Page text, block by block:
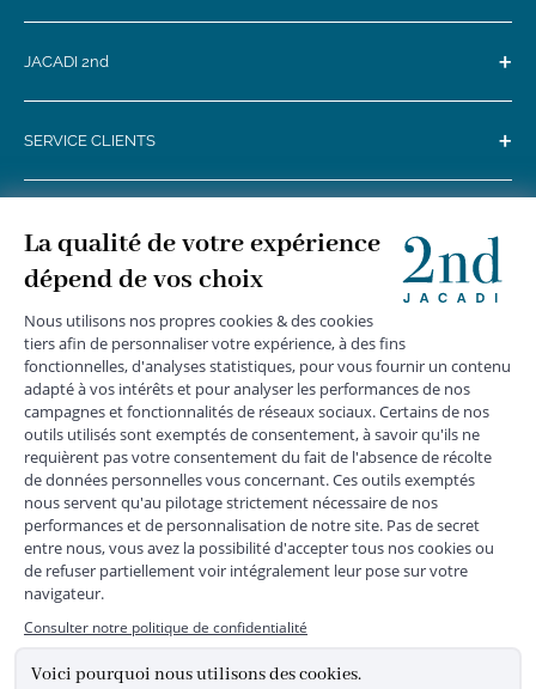
JACADI 2nd +
SERVICE CLIENTS +
MENTIONS LÉGALES
DONNÉES PERSONNELLES
*Livraison express gratuite en point relais dès 59 € et à domicile dès 150
€ vers la France Métropolitaine
Les données collectées par la société JACADI, responsable
du traitement, sont nécessaires à l'envoi de newsletters, à la
création de compte, pour le traitement, le suivi et la livraison
de votre commande, ainsi que pour le suivi de votre
adhésion au programme fidélité. Conformément au
Règlement Européen 2016/679 du 27 avril 2016 sur la
protection des données personnelles, vous bénéficiez d'un
rectification, d'opposition, d'effacement, de portabilité ou de
limitation aux traitements de données vous concernant.